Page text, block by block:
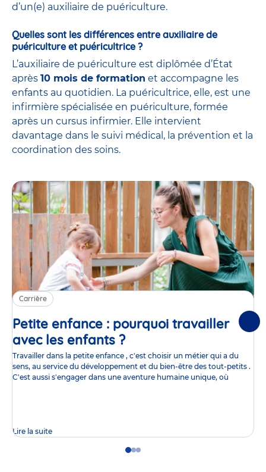
d’un(e) auxiliaire de puériculture.
Quelles sont les différences entre auxiliaire de
puériculture et puéricultrice ?
L’auxiliaire de puériculture est diplômée d’État
après 10 mois de formation et accompagne les
enfants au quotidien. La puéricultrice, elle, est une
infirmière spécialisée en puériculture, formée
après un cursus infirmier. Elle intervient
davantage dans le suivi médical, la prévention et la
coordination des soins.
Carrière
Petite enfance : pourquoi travailler
avec les enfants ?Article
Travailler dans la petite enfance , c'est choisir un métier qui a du
sens, au service du développement et du bien-être des tout-petits .
C'est aussi s'engager dans une aventure humaine unique, où
Lire la suite
GoGoGo